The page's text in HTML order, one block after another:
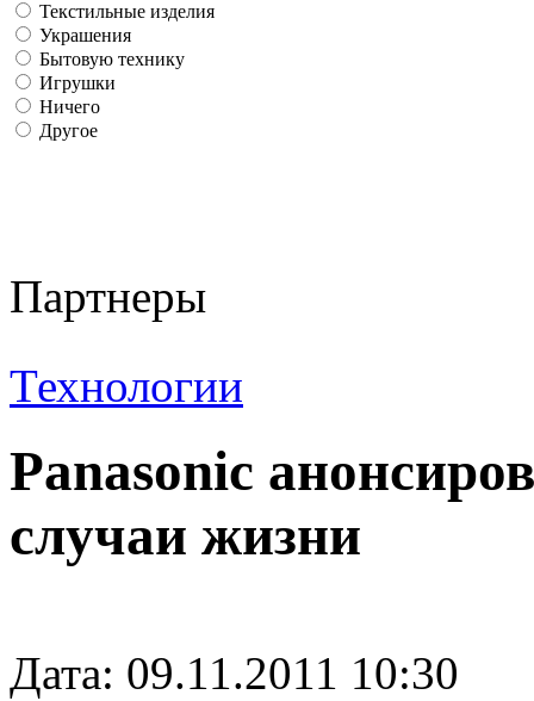
Текстильные изделия
Украшения
Бытовую технику
Игрушки
Ничего
Другое
Партнеры
Технологии
Panasonic
случаи жизни
Дата: 09.11.2011 10:30